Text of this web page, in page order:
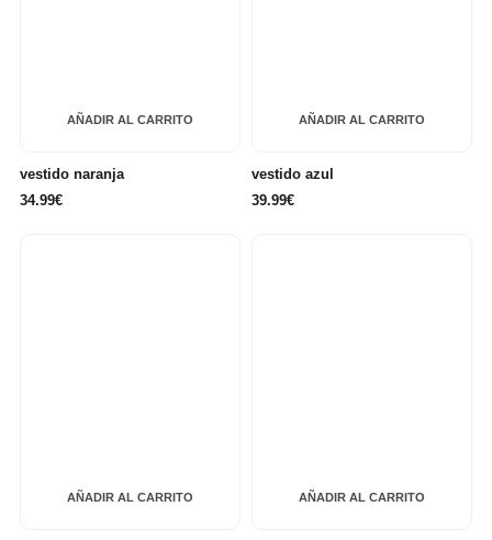
AÑADIR AL CARRITO
vestido naranja
34.99€
AÑADIR AL CARRITO
vestido azul
39.99€
AÑADIR AL CARRITO AÑADIR AL CARRITO